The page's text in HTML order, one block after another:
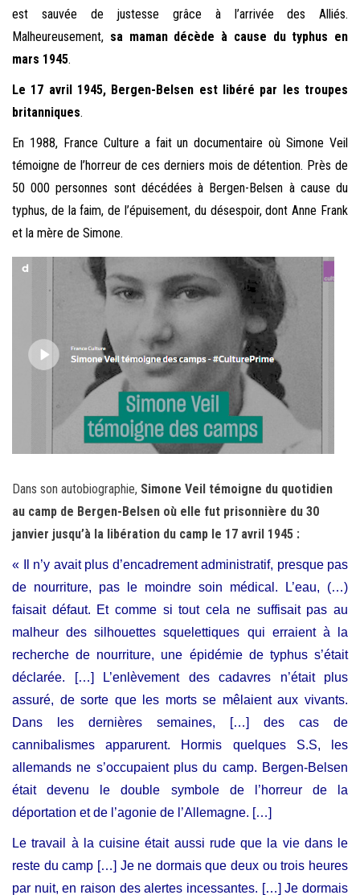
est sauvée de justesse grâce à l’arrivée des Alliés.
Malheureusement, sa maman décède à cause du typhus en
mars 1945.
Le 17 avril 1945, Bergen-Belsen est libéré par les troupes
britanniques.
En 1988, France Culture a fait un documentaire où Simone Veil
témoigne de l’horreur de ces derniers mois de détention. Près de
50 000 personnes sont décédées à Bergen-Belsen à cause du
typhus, de la faim, de l’épuisement, du désespoir, dont Anne Frank
et la mère de Simone.
Dans son autobiographie, Simone Veil témoigne du quotidien
au camp de Bergen-Belsen où elle fut prisonnière du 30
janvier jusqu’à la libération du camp le 17 avril 1945 :
« Il n’y avait plus d’encadrement administratif, presque pas
de nourriture, pas le moindre soin médical. L’eau, (…)
faisait défaut. Et comme si tout cela ne suffisait pas au
malheur des silhouettes squelettiques qui erraient à la
recherche de nourriture, une épidémie de typhus s’était
déclarée. […] L’enlèvement des cadavres n’était plus
assuré, de sorte que les morts se mêlaient aux vivants.
Dans les dernières semaines, […] des cas de
cannibalismes apparurent. Hormis quelques S.S, les
allemands ne s’occupaient plus du camp. Bergen-Belsen
était devenu le double symbole de l’horreur de la
déportation et de l’agonie de l’Allemagne. […]
Le travail à la cuisine était aussi rude que la vie dans le
reste du camp […] Je ne dormais que deux ou trois heures
par nuit, en raison des alertes incessantes. […] Je dormais